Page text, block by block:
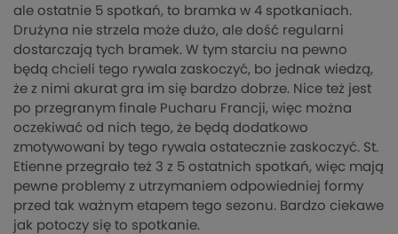
ale ostatnie 5 spotkań, to bramka w 4 spotkaniach.
Drużyna nie strzela może dużo, ale dość regularni
dostarczają tych bramek. W tym starciu na pewno
będą chcieli tego rywala zaskoczyć, bo jednak wiedzą,
że z nimi akurat gra im się bardzo dobrze. Nice też jest
po przegranym finale Pucharu Francji, więc można
oczekiwać od nich tego, że będą dodatkowo
zmotywowani by tego rywala ostatecznie zaskoczyć. St.
Etienne przegrało też 3 z 5 ostatnich spotkań, więc mają
pewne problemy z utrzymaniem odpowiedniej formy
przed tak ważnym etapem tego sezonu. Bardzo ciekawe
jak potoczy się to spotkanie.